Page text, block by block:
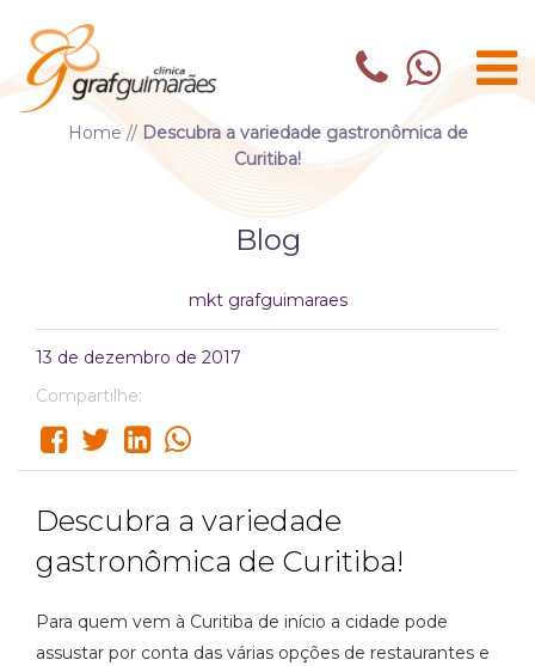
Home // Descubra a variedade gastronômica de
Curitiba!
Blog
mkt grafguimaraes
13 de dezembro de 2017
Compartilhe:
Descubra a variedade
gastronômica de Curitiba!
Para quem vem à Curitiba de início a cidade pode
assustar por conta das várias opções de restaurantes e